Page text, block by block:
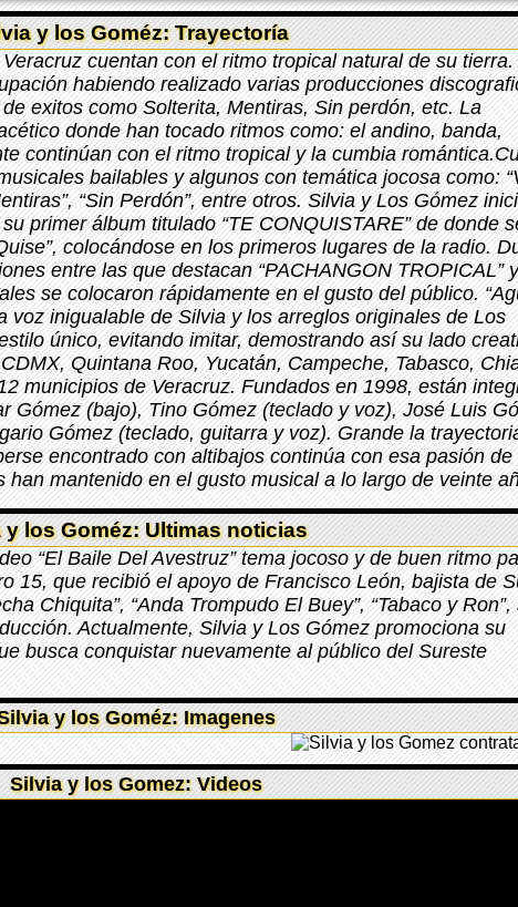
y los Goméz: Trayectoría
cuentan con el ritmo tropical natural de su
habiendo realizado varias producciones
exitos como Solterita, Mentiras, Sin perdón, etc. La
donde han tocado ritmos como: el andino, banda,
continúan con el ritmo tropical y la cumbia
bailables y algunos con temática jocosa como:
“Sin Perdón”, entre otros. Silvia y Los Gómez
primer álbum titulado “TE CONQUISTARE” de donde
colocándose en los primeros lugares de la radio.
entre las que destacan “PACHANGON TROPICAL”
se colocaron rápidamente en el gusto del público.
voz inigualable de Silvia y los arreglos originales de Los
único, evitando imitar, demostrando así su lado
Quintana Roo, Yucatán, Campeche, Tabasco,
municipios de Veracruz. Fundados en 1998, están
Gómez (bajo), Tino Gómez (teclado y voz), José Luis
Gómez (teclado, guitarra y voz). Grande la
encontrado con altibajos continúa con esa pasión de
mantenido en el gusto musical a lo largo de veinte
y los Goméz: Ultimas noticias
“El Baile Del Avestruz” tema jocoso y de buen ritmo
15, que recibió el apoyo de Francisco León, bajista de
Chiquita”, “Anda Trompudo El Buey”, “Tabaco y Ron”,
Actualmente, Silvia y Los Gómez promociona su
busca conquistar nuevamente al público del Sureste
y los Goméz: Imagenes
Silvia y los Gomez: Videos